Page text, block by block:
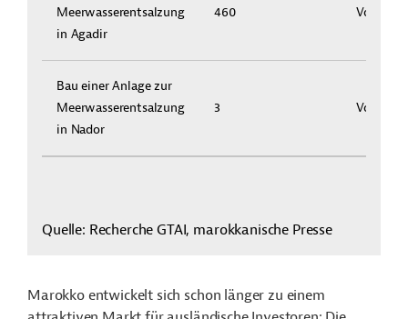
Meerwasserentsalzung
in Agadir
460
Bau einer Anlage zur
Meerwasserentsalzung
in Nador
3
Quelle: Recherche GTAI, marokkanische Presse
Marokko entwickelt sich schon länger zu einem